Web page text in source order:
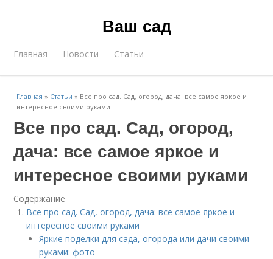
Ваш сад
Главная Новости Статьи
Главная » Статьи » Все про сад. Сад, огород, дача: все самое яркое и
интересное своими руками
Все про сад. Сад, огород,
дача: все самое яркое и
интересное своими руками
Содержание
Все про сад. Сад, огород, дача: все самое яркое и
интересное своими руками
Яркие поделки для сада, огорода или дачи своими
руками: фото